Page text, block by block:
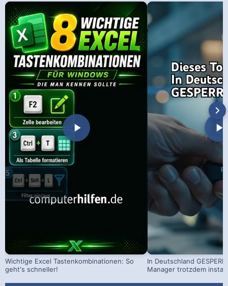
Wichtige Excel Tastenkombinationen: So
geht's schneller!
In Deutschland
Manager trotzdem